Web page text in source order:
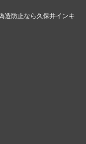
造防止なら久保井インキ